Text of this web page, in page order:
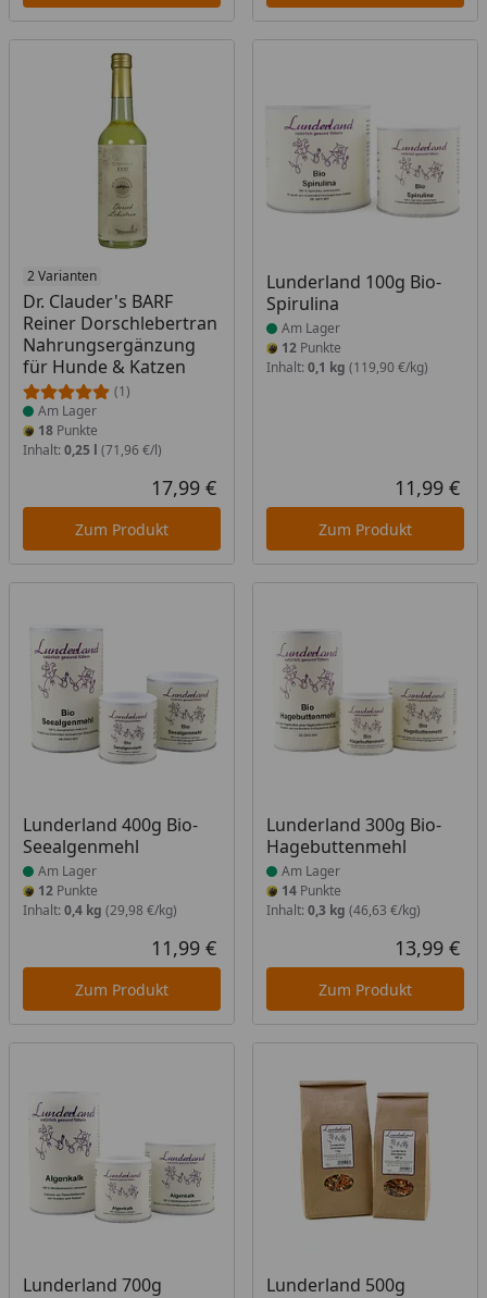
2 Varianten
Dr. Clauder's BARF
Reiner Dorschlebertran
Nahrungsergänzung
für Hunde & Katzen
(1)
Produkt am Lager
Am Lager
18 Punkte
Inhalt: 0,25 l (71,96 €/l)
Aktueller Preis
17,99 €
Zum Produkt
Lunderland 100g Bio-
Spirulina
Produkt am Lager
Am Lager
12Punkte
Inhalt: 0,1 kg (119,90 €/kg)
11,99 €
Zum Produkt
Lunderland 400g Bio-
Seealgenmehl
Produkt am Lager
Am Lager
12 Punkte
Inhalt: 0,4 kg (29,98 €/kg)
Aktueller Preis
11,99 €
Zum Produkt
Lunderland 300g Bio-
Hagebuttenmehl
Produkt am Lager
Am Lager
14Punkte
Inhalt: 0,3 kg (46,63 €/kg)
13,99 €
Zum Produkt
Lunderland 700g
Produkt am Lager
Lunderland 500g
Produkt am Lager